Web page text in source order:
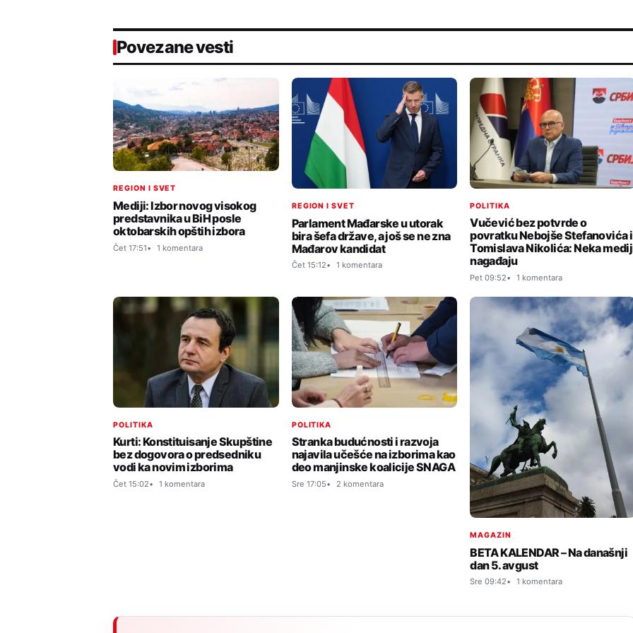
Povezane vesti
REGION I SVET
Mediji: Izbor novog visokog
predstavnika u BiH posle
oktobarskih opštih izbora
Čet 17:51 1 komentara
REGION I SVET
Parlament Mađarske u utorak
bira šefa države, a još se ne zna
Mađarov kandidat
Čet 15:12 1 komentara
POLITIKA
Vučević bez potvrde o
povratku Nebojše Stefanovića i
Tomislava Nikolića: Neka
nagađaju
Pet 09:52 1 komentara
POLITIKA
Kurti: Konstituisanje Skupštine
bez dogovora o predsedniku
vodi ka novim izborima
Čet 15:02 1 komentara
POLITIKA
Stranka budućnosti i razvoja
najavila učešće na izborima kao
deo manjinske koalicije SNAGA
Sre 17:05 2 komentara
MAGAZIN
BETA KALENDAR – Na današnji
dan 5. avgust
Sre 09:42 1 komentara